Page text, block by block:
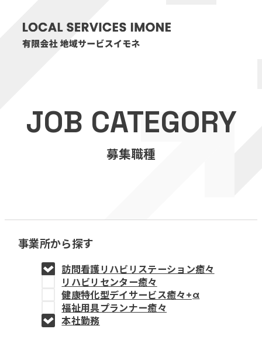
医療・介護事業
訪問看護リハビリステーション癒々
福祉用具プランナー癒々
教育事業
姫路中央こども園
姫路中央保育園
JOB CATEGORY
募集職種
事業所から探す
訪問看護リハビリステーション癒々
リハビリセンター癒々
健康特化型デイサービス癒々+α
福祉用具プランナー癒々
本社勤務